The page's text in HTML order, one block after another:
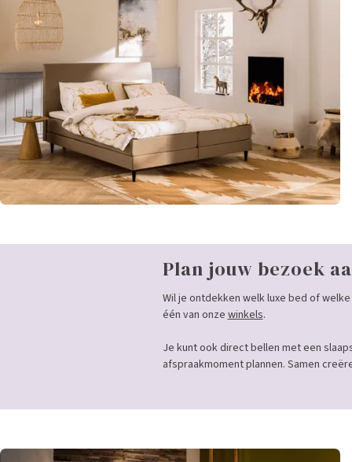
Plan jouw bezoek
Wil je ontdekken welk luxe bed of
één van onzewinkels.
Je kunt ook direct bellen met een
afspraakmoment plannen. Samen